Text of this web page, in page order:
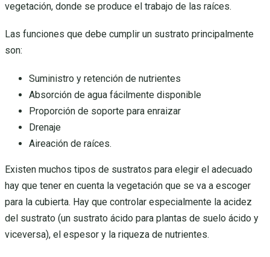
vegetación, donde se produce el trabajo de las raíces.
Las funciones que debe cumplir un sustrato principalmente
son:
Suministro y retención de nutrientes
Absorción de agua fácilmente disponible
Proporción de soporte para enraizar
Drenaje
Aireación de raíces.
Existen muchos tipos de sustratos para elegir el adecuado
hay que tener en cuenta la vegetación que se va a escoger
para la cubierta. Hay que controlar especialmente la acidez
del sustrato (un sustrato ácido para plantas de suelo ácido y
viceversa), el espesor y la riqueza de nutrientes.